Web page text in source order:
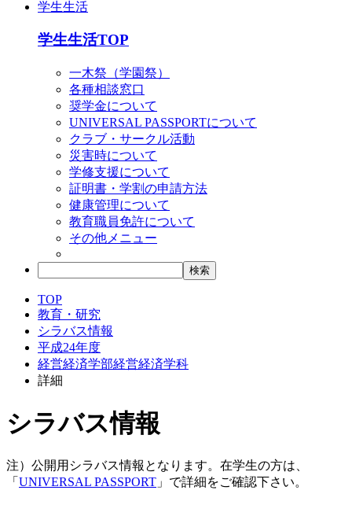
学生生活
学生生活TOP
一木祭（学園祭）
各種相談窓口
奨学金について
UNIVERSAL PASSPORTについて
クラブ・サークル活動
災害時について
学修支援について
証明書・学割の申請方法
健康管理について
教育職員免許について
その他メニュー
TOP
教育・研究
シラバス情報
平成24年度
経営経済学部経営経済学科
詳細
シラバス情報
注）公開用シラバス情報となります。在学生の方は、
「 UNIVERSAL PASSPORT 」で詳細をご確認下さい。